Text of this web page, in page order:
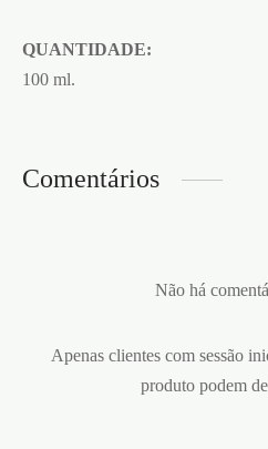
QUANTIDADE:
100 ml.
Comentários
Não há
Apenas clientes com sessão
produto podem